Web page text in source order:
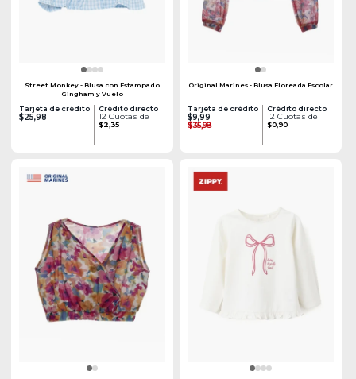
Street Monkey - Blusa con Estampado
Gingham y Vuelo
Tarjeta de crédito
$25,98
Crédito directo
12 Cuotas de
$2,35
Original Marines - Blusa Floreada Escolar
Tarjeta de crédito
$9,99
$35,98
Crédito directo
12 Cuotas de
$0,90